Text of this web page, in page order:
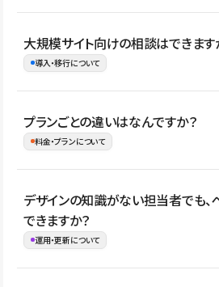
はい。既存サイトの構成やコンテンツ、
Studio上に再構築する形で移行できます
イト全体のデザインや設定がそのまま移
め、移行後にページ構成やデザイン、
大規模サイト向けの相談はできます
導入・移行について
はい。アクセス規模が大きいサイトや、
理、セキュリティ確認、既存システムと
ない段階でも、お問い合わせください。
お問合せはこちら
プランごとの違いはなんですか？
料金・プランについて
公開ページ数、バージョン履歴の期間、
管理の有無などがプランごとに異なりま
ージをご覧ください。
デザインの知識がない担当者でも、
できますか？
運用・更新について